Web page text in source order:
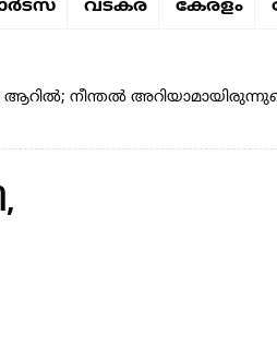
വടകര കേരളം
നീന്തൽ